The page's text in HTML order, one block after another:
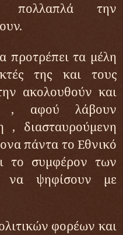
πολλαπλά την
προτρέπει τα μέλη
της και τους
ακολουθούν και
, αφού λάβουν
, διασταυρούμενη
πάντα το Εθνικό
το συμφέρον των
να ψηφίσουν με
φορέων και